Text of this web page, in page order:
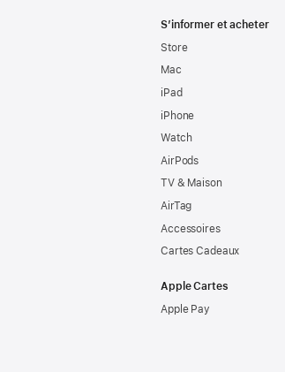
S’informer et acheter
Store
Mac
iPad
iPhone
Watch
AirPods
TV & Maison
AirTag
Accessoires
Cartes Cadeaux
Apple Cartes
Apple Pay